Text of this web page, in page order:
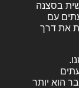
בסצנה
עם
את דרך
הוא יותר